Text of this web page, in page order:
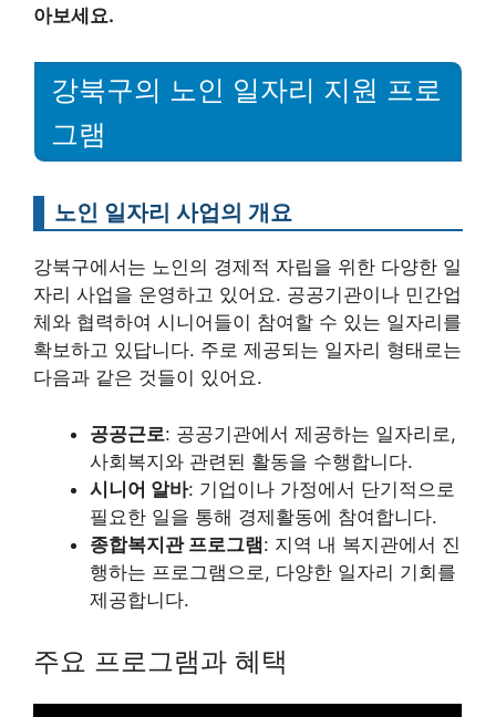
아보세요.
강북구의 노인 일자리 지원 프로
그램
노인 일자리 사업의 개요
강북구에서는 노인의 경제적 자립을 위한 다양한 일
자리 사업을 운영하고 있어요. 공공기관이나 민간업
체와 협력하여 시니어들이 참여할 수 있는 일자리를
확보하고 있답니다. 주로 제공되는 일자리 형태로는
다음과 같은 것들이 있어요.
공공근로: 공공기관에서 제공하는 일자리로,
사회복지와 관련된 활동을 수행합니다.
시니어 알바: 기업이나 가정에서 단기적으로
필요한 일을 통해 경제활동에 참여합니다.
종합복지관 프로그램: 지역 내 복지관에서 진
행하는 프로그램으로, 다양한 일자리 기회를
제공합니다.
주요 프로그램과 혜택